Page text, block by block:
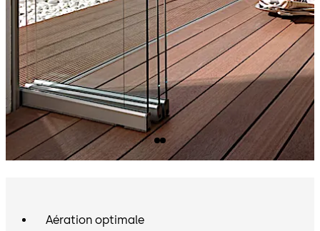
Aération optimale